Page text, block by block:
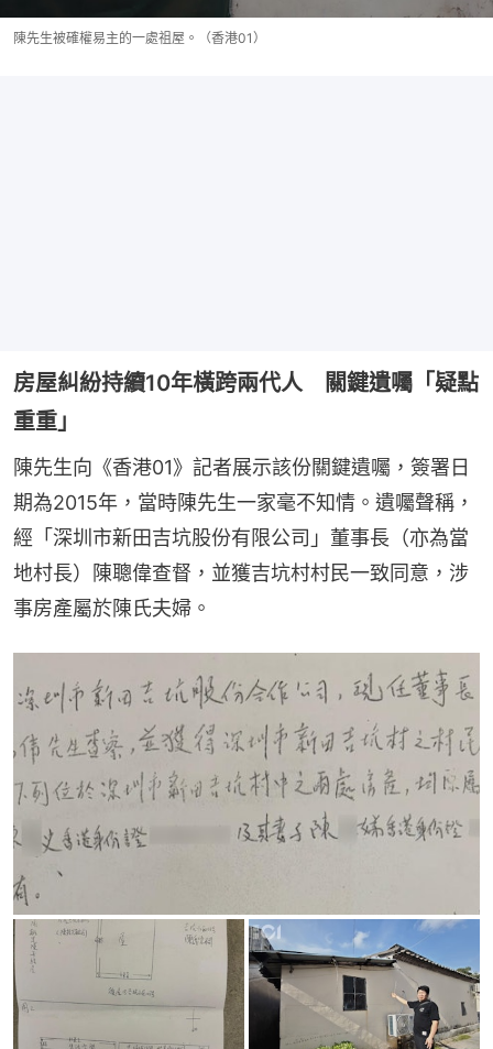
陳先生被確權易主的一處祖屋。（香港01）
房屋糾紛持續10年橫跨兩代人 關鍵遺囑「疑點
重重」
陳先生向《香港01》記者展示該份關鍵遺囑，簽署日
期為2015年，當時陳先生一家毫不知情。遺囑聲稱，
經「深圳市新田吉坑股份有限公司」董事長（亦為當
地村長）陳聰偉查督，並獲吉坑村村民一致同意，涉
事房產屬於陳氏夫婦。